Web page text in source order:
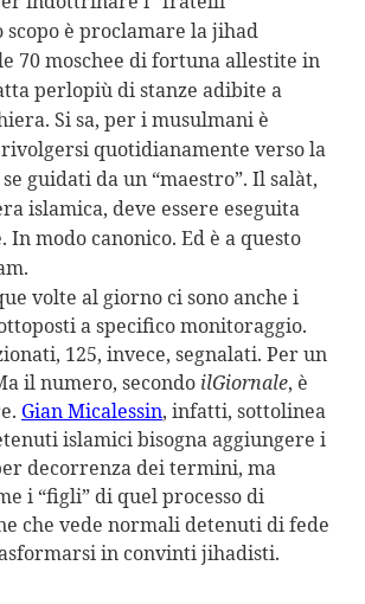
scopo è proclamare la jihad
70 moschee di fortuna allestite in
perlopiù di stanze adibite a
Si sa, per i musulmani è
quotidianamente verso la
guidati da un “maestro”. Il salàt,
islamica, deve essere eseguita
modo canonico. Ed è a questo
volte al giorno ci sono anche i
a specifico monitoraggio.
125, invece, segnalati. Per un
il numero, secondo ilGiornale, è
Gian Micalessin, infatti, sottolinea
islamici bisogna aggiungere i
decorrenza dei termini, ma
i “figli” di quel processo di
che vede normali detenuti di fede
in convinti jihadisti.